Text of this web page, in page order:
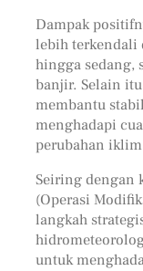
Dampak
lebih terkendali
hingga
banjir. Selain
membantu
menghadapi
perubahan
Seiring dengan
(Operasi
langkah
untuk